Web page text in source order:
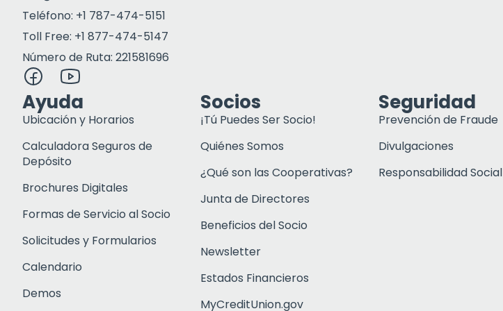
Teléfono: +1 787-474-5151
Toll Free: +1 877-474-5147
Número de Ruta: 221581696
Ayuda
Ubicación y Horarios
Calculadora Seguros de
Depósito
Brochures Digitales
Formas de Servicio al Socio
Solicitudes y Formularios
Calendario
Demos
Socios
¡Tú Puedes Ser Socio!
Quiénes Somos
¿Qué son las Cooperativas?
Junta de Directores
Beneficios del Socio
Newsletter
Estados Financieros
MyCreditUnion.gov
Seguridad
Prevención de Fraude
Divulgaciones
Responsabilidad Social